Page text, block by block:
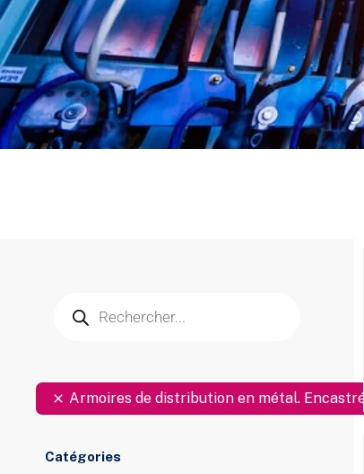
Armoires de distribution en métal. Encastré
Catégories